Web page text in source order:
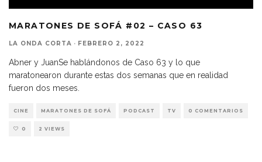
MARATONES DE SOFÁ #02 – CASO 63
LA ONDA CORTA · FEBRERO 2, 2022
Abner y JuanSe hablándonos de Caso 63 y lo que
maratonearon durante estas dos semanas que en realidad
fueron dos meses.
CINE MARATONES DE SOFÁ PODCAST TV 0 COMENTARIOS
0 2 VIEWS